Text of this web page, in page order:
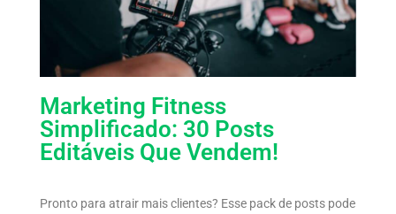
Marketing Fitness
Simplificado: 30 Posts
Editáveis Que Vendem!
Pronto para atrair mais clientes? Esse pack de posts pode